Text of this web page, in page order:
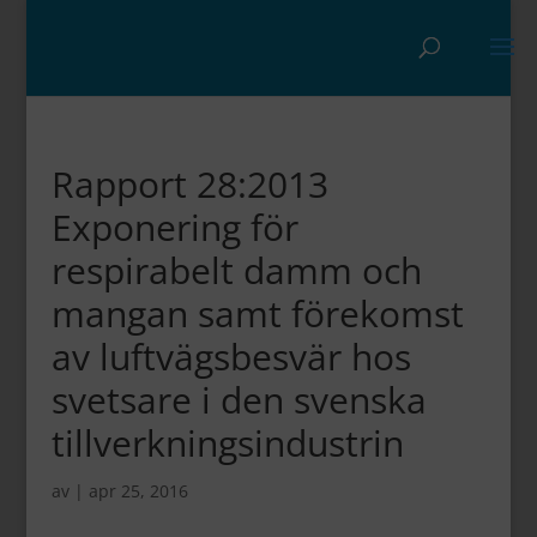
Rapport 28:2013
Exponering för
respirabelt damm och
mangan samt förekomst
av luftvägsbesvär hos
svetsare i den svenska
tillverkningsindustrin
av | apr 25, 2016